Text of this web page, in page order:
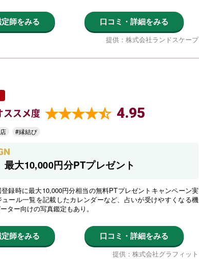
師をみる 口コミ・詳細をみる
提供：株式会社ランドスケープ
ススメ度 4.95
#縁結び
最大10,000円分PTプレゼント
録時に最大10,000円分相当の無料PTプレゼントキャンペーン実
ール一覧を記載したカレンダーなど、占いが受けやすくなる機
ター向けの写真鑑定もあり。
師をみる 口コミ・詳細をみる
提供：株式会社グラフィット